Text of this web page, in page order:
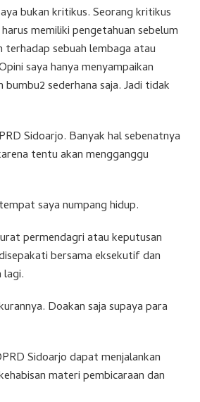
bukan kritikus. Seorang kritikus
memiliki pengetahuan sebelum
sebuah lembaga atau
saya hanya menyampaikan
sederhana saja. Jadi tidak
Sidoarjo. Banyak hal sebenatnya
tentu akan mengganggu
saya numpang hidup.
permendagri atau keputusan
bersama eksekutif dan
lagi.
Doakan saja supaya para
Sidoarjo dapat menjalankan
materi pembicaraan dan